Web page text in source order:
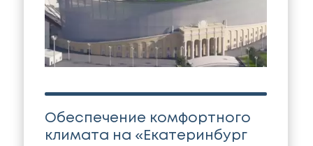
Обеспечение комфортного
климата на «Екатеринбург